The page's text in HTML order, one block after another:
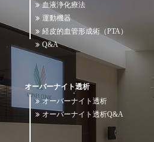
血液浄化療法
運動機器
経皮的血管形成術（PTA）
Q&A
オーバーナイト透析
オーバーナイト透析
オーバーナイト透析Q&A